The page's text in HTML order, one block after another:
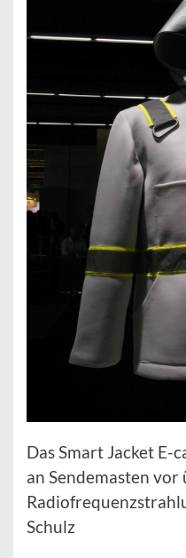
Das Smart Jacket
an Sendemasten
Schulz